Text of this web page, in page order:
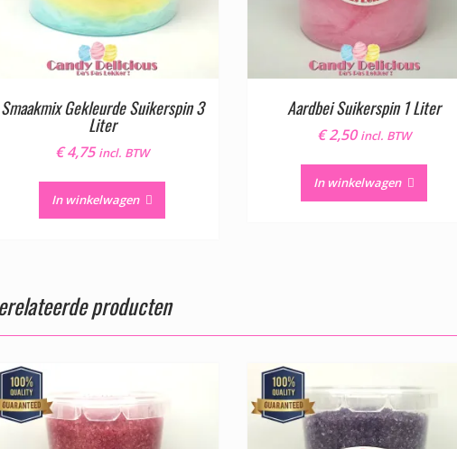
Smaakmix Gekleurde Suikerspin 3
Liter
€4,75 incl. BTW
In winkelwagen
Aardbei Suikerspin 1 Liter
€2,50 incl. BTW
In winkelwagen
producten